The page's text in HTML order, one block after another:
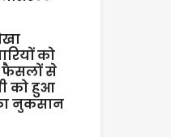
को
फैसलों से
को हुआ
नुकसान